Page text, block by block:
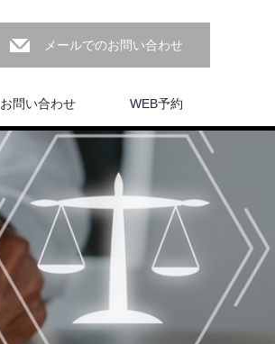
メールでのお問い合わせ
お問い合わせ WEB予約